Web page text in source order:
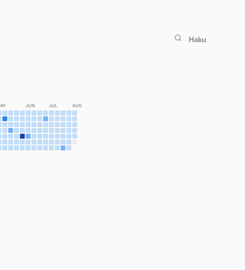
Haku
JUN JUL AUG